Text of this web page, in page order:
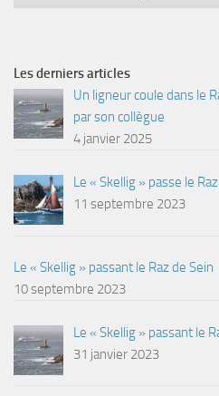
Les derniers articles
Un ligneur coule dans le
par son collègue
4 janvier 2025
Le « Skellig » passe le
11 septembre 2023
Le « Skellig » passant le Raz de Sein
10 septembre 2023
Le « Skellig » passant le
31 janvier 2023